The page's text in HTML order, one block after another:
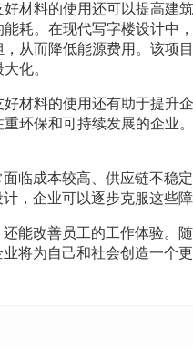
好材料的使用还可以提高建
耗。在现代写字楼设计中
，从而降低能源费用。该项
化。
好材料的使用还有助于提升
重环保和可持续发展的企业
临成本较高、供应链不稳
，企业可以逐步克服这些
能改善员工的工作体验。
将为自己和社会创造一个